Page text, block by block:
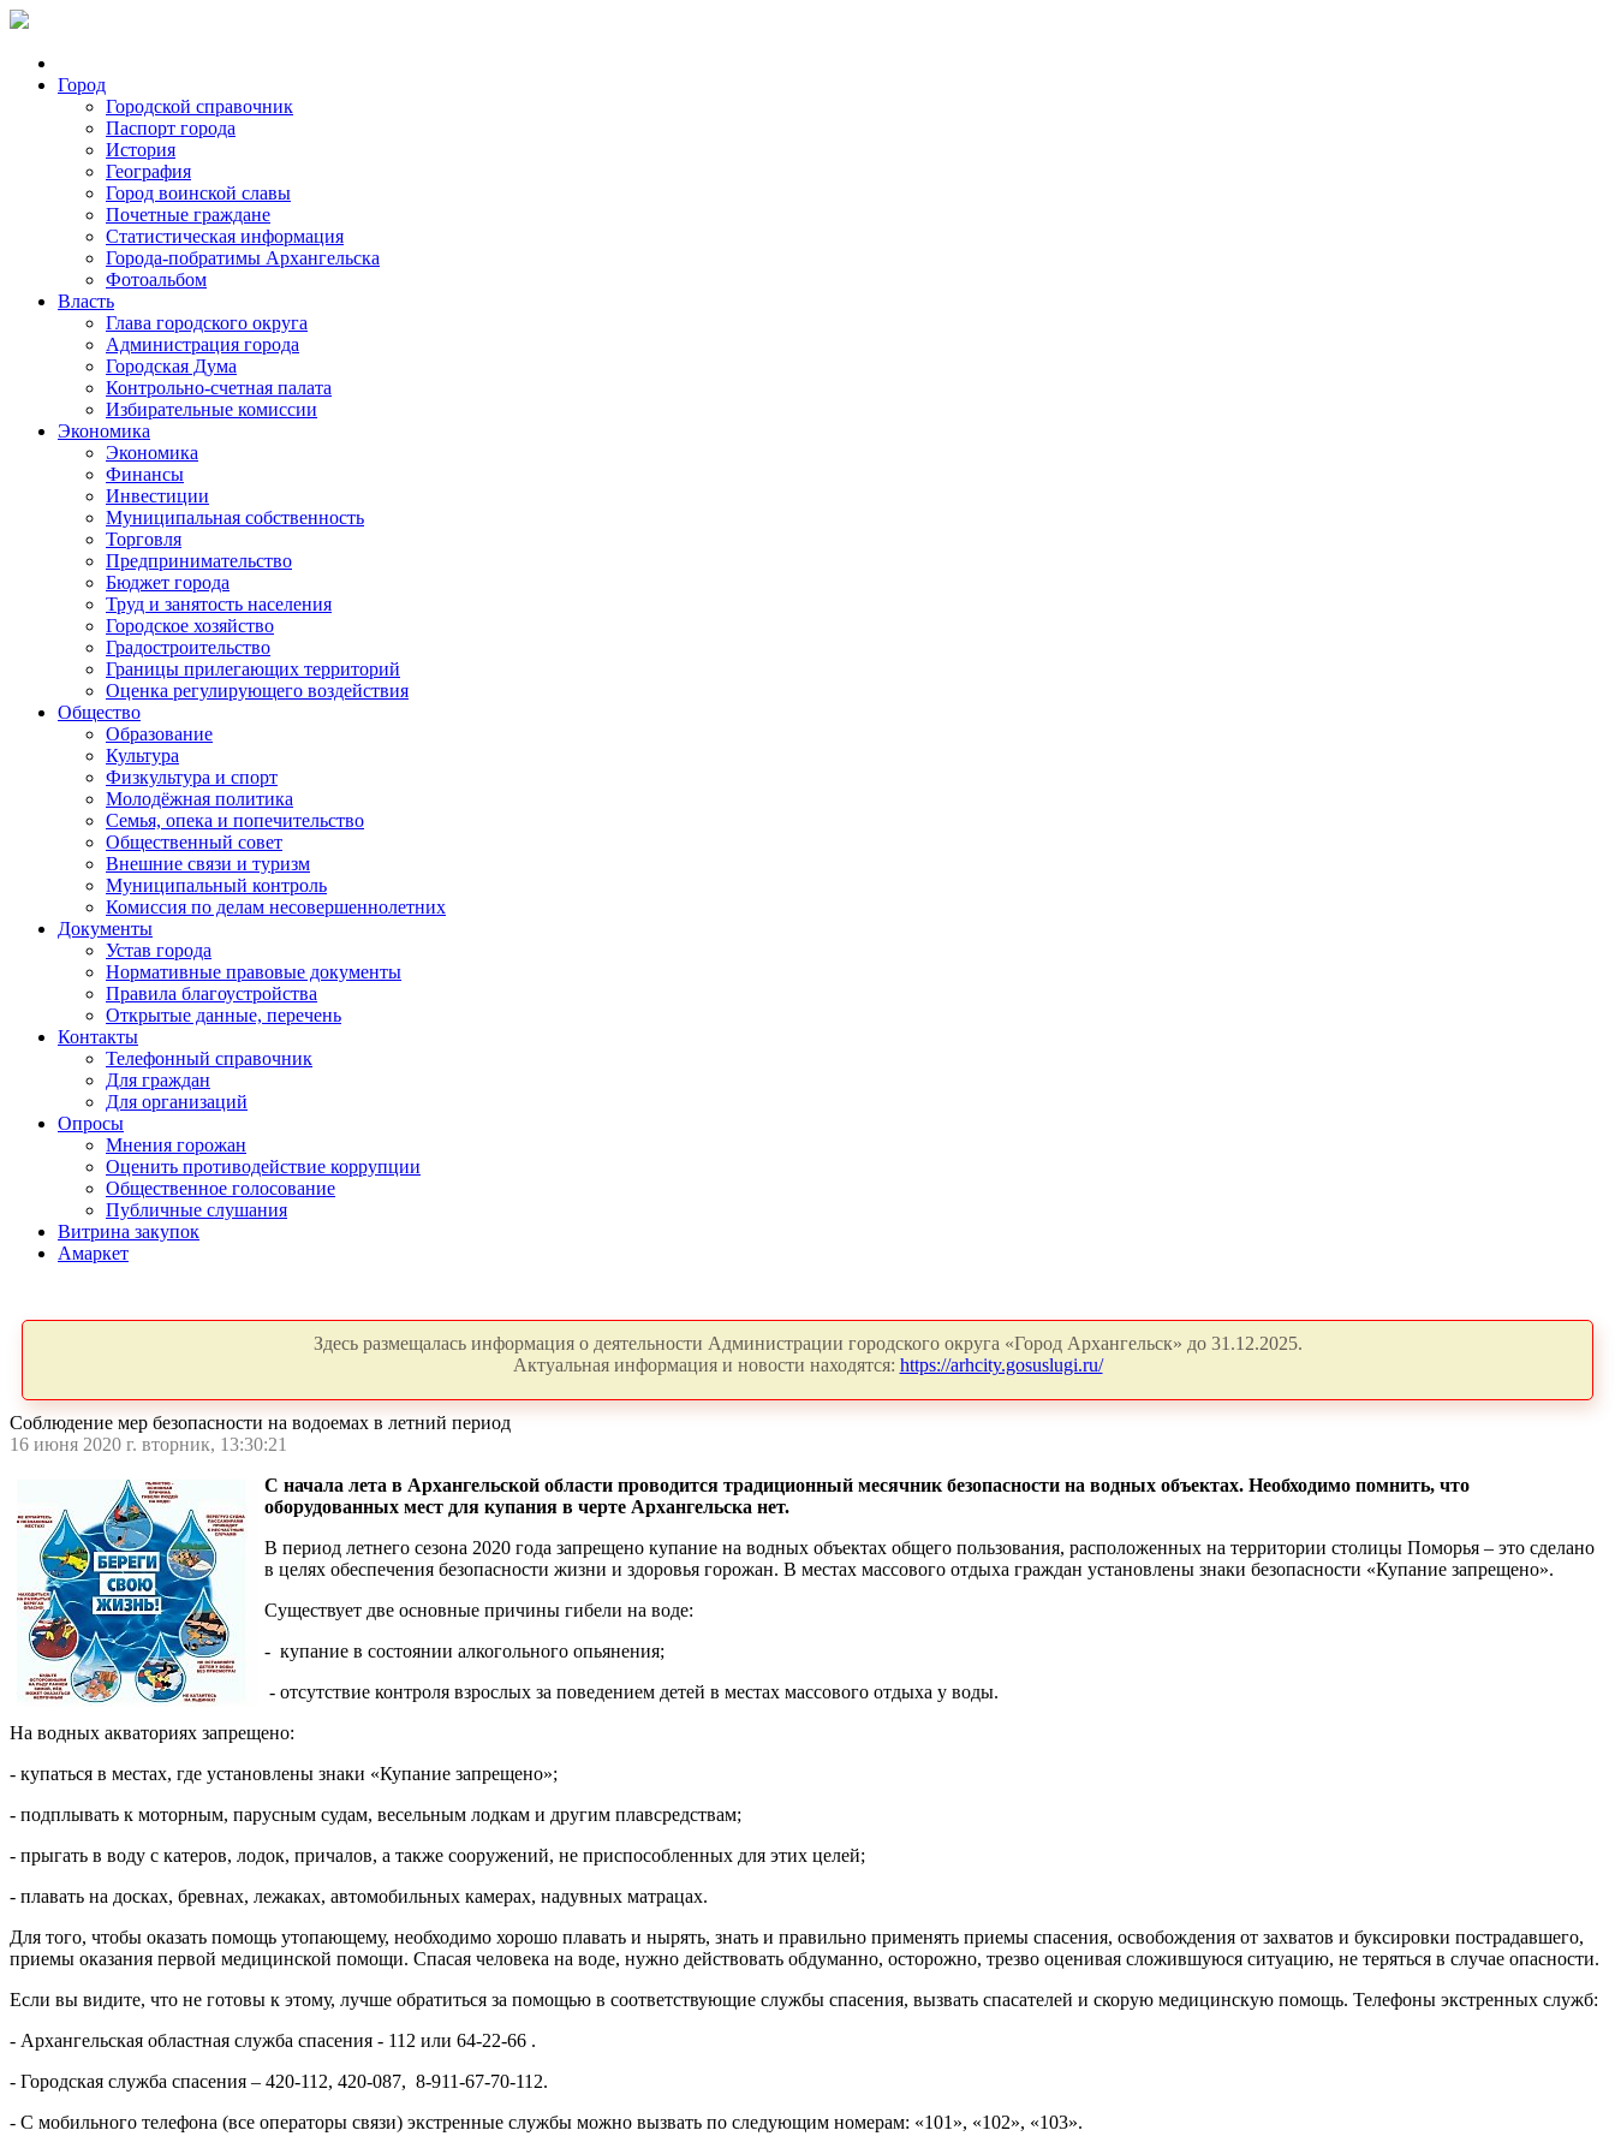
Город
Городской справочник
Паспорт города
История
География
Город воинской славы
Почетные граждане
Статистическая информация
Города-побратимы Архангельска
Фотоальбом
Власть
Глава городского округа
Администрация города
Городская Дума
Контрольно-счетная палата
Избирательные комиссии
Экономика
Экономика
Финансы
Инвестиции
Муниципальная собственность
Торговля
Предпринимательство
Бюджет города
Труд и занятость населения
Городское хозяйство
Градостроительство
Границы прилегающих территорий
Оценка регулирующего воздействия
Общество
Образование
Культура
Физкультура и спорт
Молодёжная политика
Семья, опека и попечительство
Общественный совет
Внешние связи и туризм
Муниципальный контроль
Комиссия по делам несовершеннолетних
Документы
Устав города
Нормативные правовые документы
Правила благоустройства
Открытые данные, перечень
Контакты
Телефонный справочник
Для граждан
Для организаций
Опросы
Мнения горожан
Оценить противодействие коррупции
Общественное голосование
Публичные слушания
Витрина закупок
Амаркет
Здесь размещалась информация о деятельности Администрации городского округа «Город Архангельск» до 31.12.2025.
Актуальная информация и новости находятся: https://arhcity.gosuslugi.ru/
Соблюдение мер безопасности на водоемах в летний период
16 июня 2020 г. вторник, 13:30:21
С начала лета в Архангельской области проводится традиционный месячник безопасности на водных объектах. Необходимо помнить, что
оборудованных мест для купания в черте Архангельска нет.
В период летнего сезона 2020 года запрещено купание на водных объектах общего пользования, расположенных на территории столицы Поморья – это сделано
в целях обеспечения безопасности жизни и здоровья горожан. В местах массового отдыха граждан установлены знаки безопасности «Купание запрещено».
Существует две основные причины гибели на воде:
- купание в состоянии алкогольного опьянения;
- отсутствие контроля взрослых за поведением детей в местах массового отдыха у воды.
На водных акваториях запрещено:
- купаться в местах, где установлены знаки «Купание запрещено»;
- подплывать к моторным, парусным судам, весельным лодкам и другим плавсредствам;
- прыгать в воду с катеров, лодок, причалов, а также сооружений, не приспособленных для этих целей;
- плавать на досках, бревнах, лежаках, автомобильных камерах, надувных матрацах.
Для того, чтобы оказать помощь утопающему, необходимо хорошо плавать и нырять, знать и правильно применять приемы спасения, освобождения от захватов и буксировки пострадавшего,
приемы оказания первой медицинской помощи. Спасая человека на воде, нужно действовать обдуманно, осторожно, трезво оценивая сложившуюся ситуацию, не теряться в случае опасности.
Если вы видите, что не готовы к этому, лучше обратиться за помощью в соответствующие службы спасения, вызвать спасателей и скорую медицинскую помощь. Телефоны экстренных служб:
- Архангельская областная служба спасения - 112 или 64-22-66 .
- Городская служба спасения – 420-112, 420-087, 8-911-67-70-112.
- С мобильного телефона (все операторы связи) экстренные службы можно вызвать по следующим номерам: «101», «102», «103».